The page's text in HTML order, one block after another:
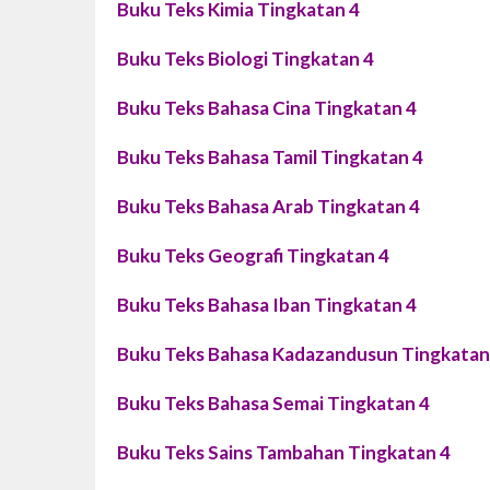
Buku Teks Kimia Tingkatan 4
Buku Teks Biologi Tingkatan 4
Buku Teks Bahasa Cina Tingkatan 4
Buku Teks Bahasa Tamil Tingkatan 4
Buku Teks Bahasa Arab Tingkatan 4
Buku Teks Geografi Tingkatan 4
Buku Teks Bahasa Iban Tingkatan 4
Buku Teks Bahasa Kadazandusun
Buku Teks Bahasa Semai Tingkatan 4
Buku Teks Sains Tambahan Tingkatan 4